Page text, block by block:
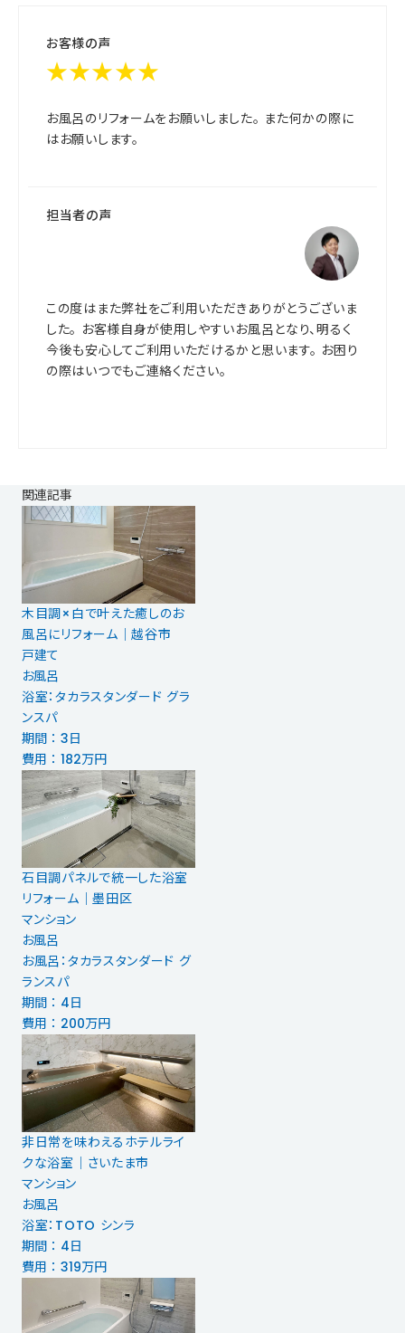
お客様の声
★★★★★
お風呂のリフォームをお願いしました。 また何かの際に
はお願いします。
担当者の声
この度はまた弊社をご利用いただきありがとうございま
した。 お客様自身が使用しやすいお風呂となり、明るく
今後も安心してご利用いただけるかと思います。 お困り
の際はいつでもご連絡ください。
関連記事
木目調×白で叶えた癒しのお
風呂にリフォーム｜越谷市
戸建て
お風呂
浴室：タカラスタンダード グラ
ンスパ
期間 ： 3日
費用 ： 182万円
石目調パネルで統一した浴室
リフォーム｜墨田区
マンション
お風呂
お風呂：タカラスタンダード グ
ランスパ
期間 ： 4日
費用 ： 200万円
非日常を味わえるホテルライ
クな浴室｜さいたま市
マンション
お風呂
浴室：TOTO シンラ
期間 ： 4日
費用 ： 319万円